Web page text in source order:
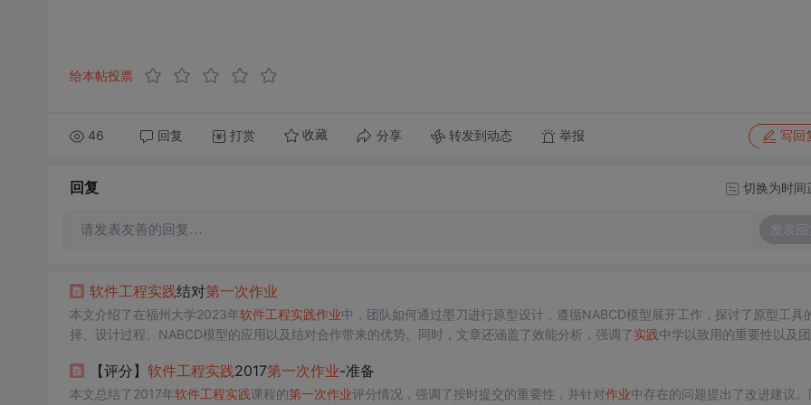
给本帖投票
46 回复 打赏 收藏 分享 转发到动态 举报 写回
回复 切换为时间
请发表友善的回复… 发表回
软件工程实践结对第一次作业
本文介绍了在福州大学2023年软件工程实践作业中，团队如何通过墨刀进行原型设计，遵循NABCD模型展开工作，探讨了原型工具
择、设计过程、NABCD模型的应用以及结对合作带来的优势。同时，文章还涵盖了效能分析，强调了实践中学以致用的重要性以及团
【评分】 软件工程实践2017第一次作业-准备
本文总结了2017年软件工程实践课程的第一次作业评分情况，强调了按时提交的重要性，并针对作业中存在的问题提出了改进建议。